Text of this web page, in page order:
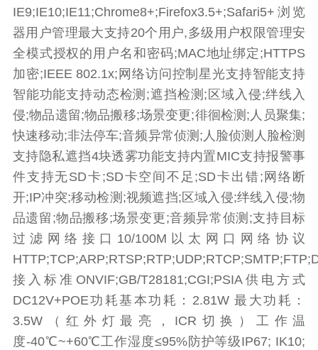
IE9;IE10;IE11;Chrome8+;Firefox3.5+;Safari5+浏览
器用户管理最大支持20个用户,多级用户权限管理安
全模式授权的用户名和密码;MAC地址绑定;HTTPS
加密;IEEE 802.1x;网络访问控制星光支持智能支持
智能功能支持动态检测;遮挡检测;区域入侵;绊线入
侵;物品遗留;物品搬移;场景变更;徘徊检测;人员聚集;
快速移动;非法停车;音频异常侦测;人脸侦测人脸检测
支持隐私遮挡4块透雾功能支持内置MIC支持报警事
件支持无SD卡;SD卡空间不足;SD卡出错;网络断
开;IP冲突;移动检测;视频遮挡;区域入侵;绊线入侵;物
品遗留;物品搬移;场景变更;音频异常侦测;支持目标
过滤网络接口10/100M以太网口网络协议
接入标准ONVIF;GB/T28181;CGI;PSIA供电方式
DC12V+POE功耗基本功耗：2.81W 最大功耗：
3.5W（红外灯最亮，ICR切换）工作温
度-40℃~+60℃工作湿度≤95%防护等级IP67; IK10;